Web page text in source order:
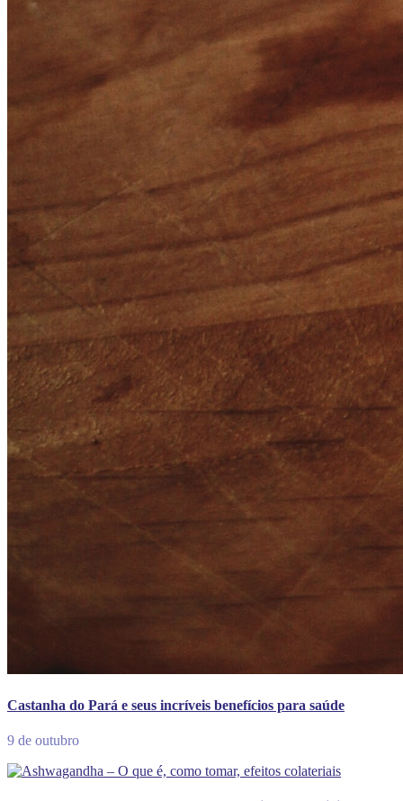
Castanha do Pará e seus incríveis benefícios para saúde
9 de outubro